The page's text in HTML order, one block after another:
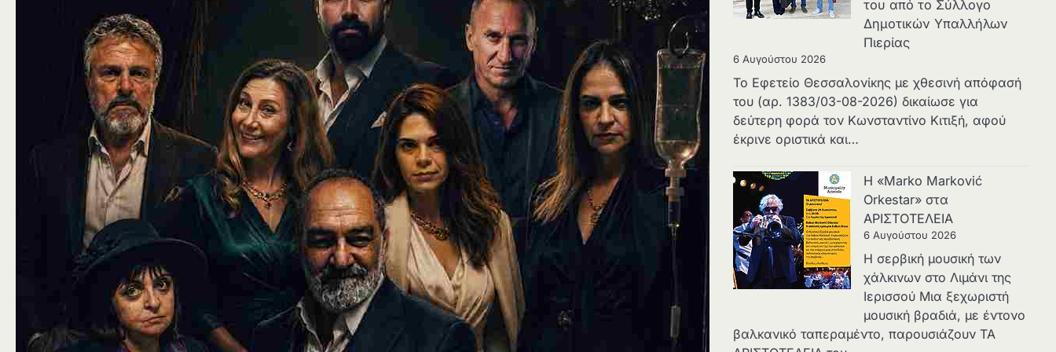
του από το Σύλλογο
Δημοτικών Υπαλλήλων
Πιερίας
6 Αυγούστου 2026
Το Εφετείο Θεσσαλονίκης με χθεσινή απόφασή
του (αρ. 1383/03-08-2026) δικαίωσε για
δεύτερη φορά τον Κωνσταντίνο Κιτιξή, αφού
έκρινε οριστικά και…
Η «Marko Marković
Orkestar» στα
ΑΡΙΣΤΟΤΕΛΕΙΑ
6 Αυγούστου 2026
Η σερβική μουσική των
χάλκινων στο Λιμάνι της
Ιερισσού Μια ξεχωριστή
μουσική βραδιά, με έντονο
βαλκανικό ταπεραμέντο, παρουσιάζουν ΤΑ